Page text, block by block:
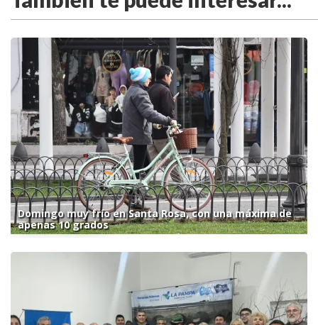
Domingo muy frío en Santa Rosa, con una máxima de
apenas 10 grados